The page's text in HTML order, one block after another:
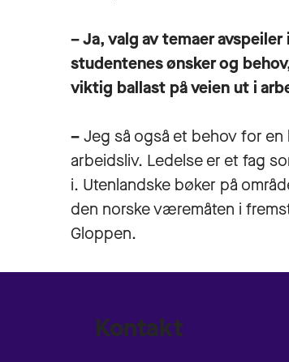
– Ja, valg av temaer
studentenes ønsker og
viktig ballast på veien ut i
–Jeg så også et behov for
arbeidsliv. Ledelse er et fag
i. Utenlandske bøker på
den norske væremåten i
Gloppen.
Kontakt